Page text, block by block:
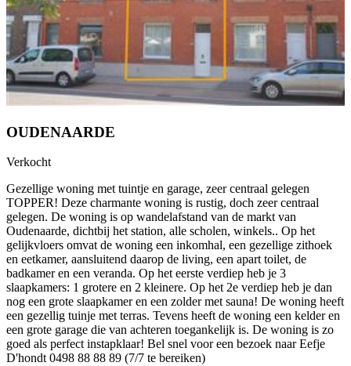
OUDENAARDE
Verkocht
Gezellige woning met tuintje en garage, zeer centraal gelegen
TOPPER! Deze charmante woning is rustig, doch zeer centraal
gelegen. De woning is op wandelafstand van de markt van
Oudenaarde, dichtbij het station, alle scholen, winkels.. Op het
gelijkvloers omvat de woning een inkomhal, een gezellige zithoek
en eetkamer, aansluitend daarop de living, een apart toilet, de
badkamer en een veranda. Op het eerste verdiep heb je 3
slaapkamers: 1 grotere en 2 kleinere. Op het 2e verdiep heb je dan
nog een grote slaapkamer en een zolder met sauna! De woning heeft
een gezellig tuinje met terras. Tevens heeft de woning een kelder en
een grote garage die van achteren toegankelijk is. De woning is zo
goed als perfect instapklaar! Bel snel voor een bezoek naar Eefje
D'hondt 0498 88 88 89 (7/7 te bereiken)